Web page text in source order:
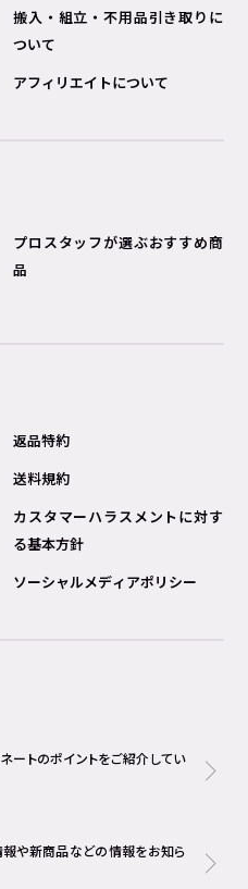
搬入・組立・不用品引き取りに
ついて
アフィリエイトについて
プロスタッフが選ぶおすすめ商
品
返品特約
送料規約
カスタマーハラスメントに対す
る基本方針
ソーシャルメディアポリシー
ートのポイントをご紹介してい
や新商品などの情報をお知ら